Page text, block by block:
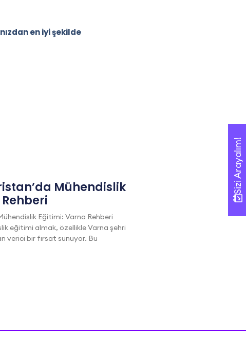
en iyi şekilde
Mühendislik
Eğitimi: Varna Rehberi
eğitimi almak, özellikle Varna şehri
verici bir fırsat sunuyor. Bu
Sizi Arayalım!
Sizi Arayalım!